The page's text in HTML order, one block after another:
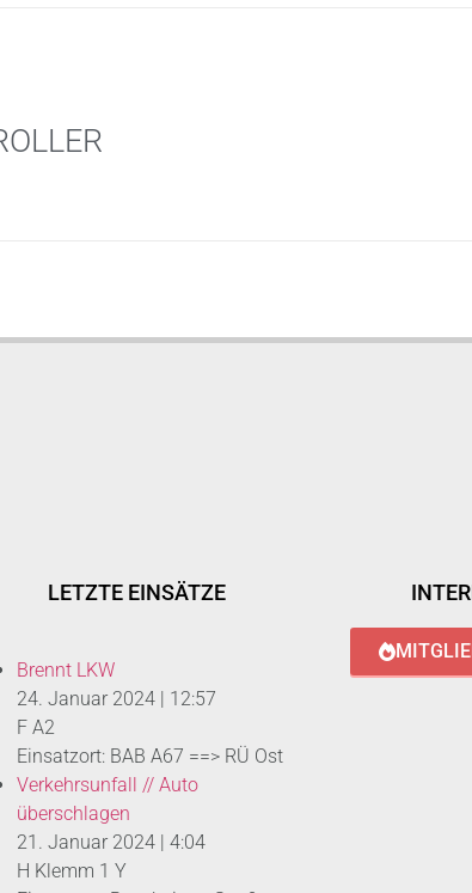
LETZTE EINSÄTZE
Brennt LKW
24. Januar 2024 | 12:57
F A2
Einsatzort: BAB A67 ==> RÜ Ost
Verkehrsunfall // Auto
überschlagen
21. Januar 2024 | 4:04
H Klemm 1 Y